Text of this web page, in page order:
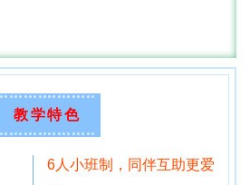
教学特色
6人小班制， 同伴互助更爱